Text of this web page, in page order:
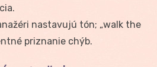
nastavujú tón; „walk the
priznanie chýb.